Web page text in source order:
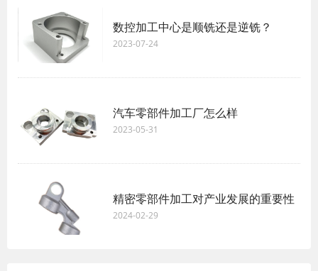
数控加工中心是顺铣还是逆铣？
2023-07-24
汽车零部件加工厂怎么样
2023-05-31
精密零部件加工对产业发展的重要性
2024-02-29